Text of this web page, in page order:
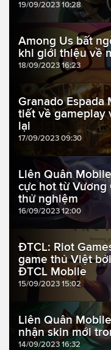
19/09/2023 10:28
Among Us bất
khi giới thiệu về
18/09/2023 16:23
Granado Espada
tiết về gameplay
lại
17/09/2023 09:30
Liên Quân
cực hot từ Vương
thử nghiệm
16/09/2023 12:00
ĐTCL: Riot
game thủ Việt
ĐTCL Mobile
15/09/2023 15:02
Liên Quân
nhận skin mới
14/09/2023 16:32